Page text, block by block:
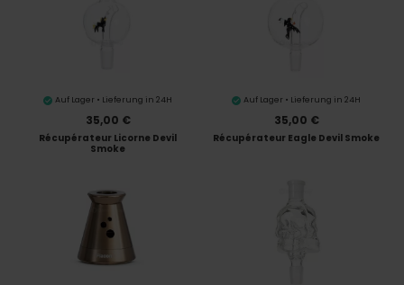
Auf Lager • Lieferung in 24H
35,00 €
Récupérateur Licorne Devil
Smoke
Auf Lager • Lieferung in 24H
35,00 €
Récupérateur Eagle Devil Smoke